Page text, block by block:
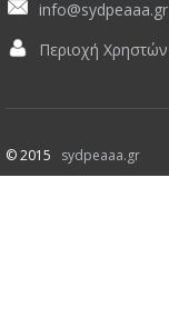
info@sydpeaaa.gr
Περιοχή Χρηστών
© 2015 sydpeaaa.gr